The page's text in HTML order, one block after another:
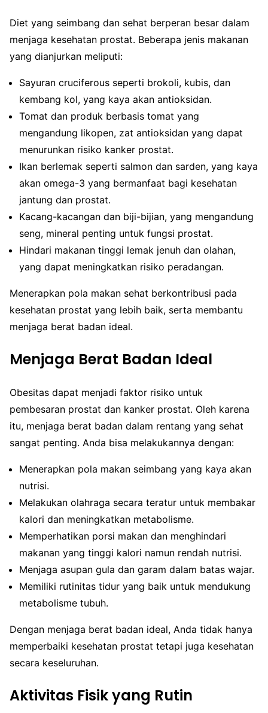
Diet yang seimbang dan sehat berperan besar dalam
menjaga kesehatan prostat. Beberapa jenis makanan
yang dianjurkan meliputi:
Sayuran cruciferous seperti brokoli, kubis, dan
kembang kol, yang kaya akan antioksidan.
Tomat dan produk berbasis tomat yang
mengandung likopen, zat antioksidan yang dapat
menurunkan risiko kanker prostat.
Ikan berlemak seperti salmon dan sarden, yang kaya
akan omega-3 yang bermanfaat bagi kesehatan
jantung dan prostat.
Kacang-kacangan dan biji-bijian, yang mengandung
seng, mineral penting untuk fungsi prostat.
Hindari makanan tinggi lemak jenuh dan olahan,
yang dapat meningkatkan risiko peradangan.
Menerapkan pola makan sehat berkontribusi pada
kesehatan prostat yang lebih baik, serta membantu
menjaga berat badan ideal.
Menjaga Berat Badan Ideal
Obesitas dapat menjadi faktor risiko untuk
pembesaran prostat dan kanker prostat. Oleh karena
itu, menjaga berat badan dalam rentang yang sehat
sangat penting. Anda bisa melakukannya dengan:
Menerapkan pola makan seimbang yang kaya akan
nutrisi.
Melakukan olahraga secara teratur untuk membakar
kalori dan meningkatkan metabolisme.
Memperhatikan porsi makan dan menghindari
makanan yang tinggi kalori namun rendah nutrisi.
Menjaga asupan gula dan garam dalam batas wajar.
Memiliki rutinitas tidur yang baik untuk mendukung
metabolisme tubuh.
Dengan menjaga berat badan ideal, Anda tidak hanya
memperbaiki kesehatan prostat tetapi juga kesehatan
secara keseluruhan.
Aktivitas Fisik yang Rutin